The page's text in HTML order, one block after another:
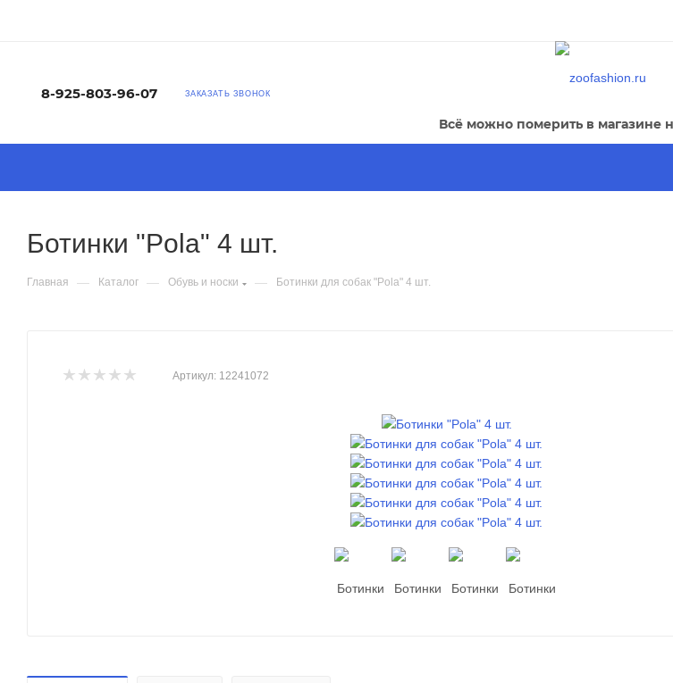
8-925-803-96-07 ЗАКАЗАТЬ ЗВОНОК
Всё можно померить в магазине
Ботинки "Pola" 4 шт.
Главная — Каталог — Обувь и носки — Ботинки для собак "Pola" 4 шт.
Артикул: 12241072